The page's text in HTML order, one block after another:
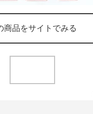
商品をサイトでみる